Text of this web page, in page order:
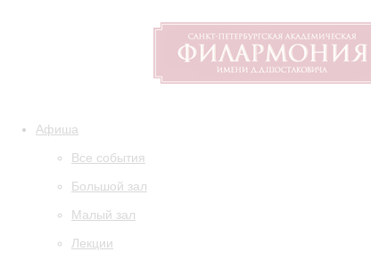
Афиша
Все события
Большой зал
Малый зал
Лекции